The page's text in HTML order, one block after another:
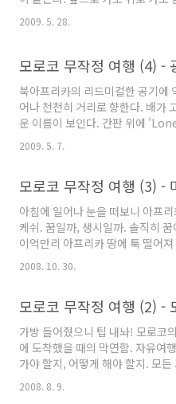
수 밖에 없는 마라케쉬와는 달리,
쇼핑만 했지만, 어디서 뭘 사든 대
웠다. 마트에서 와인과..
던 우리는 이제 조금씩 용기를 내어
심장으로 가까이 다가가는 중이다.
고 다음 행선지를 정했다. 자유여
라케쉬에서 절대 빼놓을 수 없는
비아 모스크를 보기로 한다. 지도
다. 쿠투비아는 제마 엘프나 광장
보일 만큼 높고, 웅장하고, 존재감
이니까. 너무 높아서, 하늘을 찌를
벽 앞에서 사진 찍는 것과 똑같을
의..
2009. 5. 28.
모로코 무작정 여행 (4) -
북아프리카의 리드미컬한 공기에
어나 천천히 거리로 향한다. 배가
운 이름이 보인다. 간판 위에
식이면 먹을만 하겠다 싶어서 무작
이 못찍은게 지금까지 한이 맺힌
있다. 이른 아침에도 마라케쉬의
있다. 오히려 유럽이나 선진국의
활기가 넘치고 부지런하게 느껴진
2009. 5. 7.
아침에 일어나 눈을 떠보니 아프
케쉬. 꿈일까, 생시일까. 솔직히
이억만리 아프리카 땅에 툭 떨어
간의 비행과 4시간의 기차여행, 그
았다. 아직도 수백년 전 그대로의
비어져나오는 햇살 속에서, 문득
을 풀고 기절하듯 잠이 든 어제 저
Palace, Marrakesh, Morocco,
2008. 10. 30.
가방 들어줬으니 팁 내놔! 모로코
에 도착했을 때의 막연함. 자유여
가야 할지, 어떻게 해야 할지. 모
마라케쉬로 바로 이동하기로 마음
2008. 8. 9.